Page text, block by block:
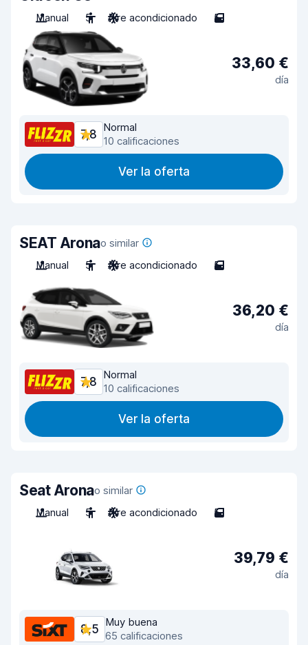
Manual
5 Aire acondicionado 5
33,60 €
día
7,8
Normal
10 calificaciones
Ver la oferta
SEAT Aronao similar
Manual
5 Aire acondicionado 5
36,20 €
día
7,8
Normal
10 calificaciones
Ver la oferta
Seat Aronao similar
Manual
5 Aire acondicionado 5
39,79 €
día
8,5
Muy buena
65 calificaciones